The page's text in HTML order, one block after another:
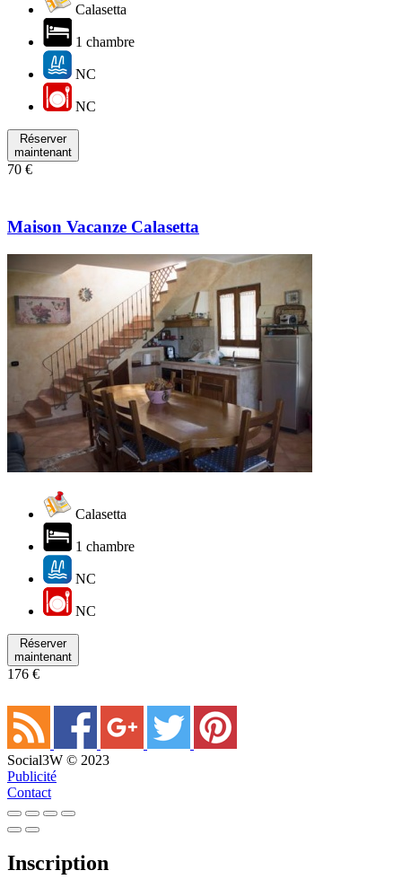
Calasetta
1 chambre
NC
NC
Réserver
maintenant
70 €
Maison Vacanze Calasetta
Calasetta
1 chambre
NC
NC
Réserver
maintenant
176 €
Social3W © 2023
Publicité
Contact
Inscription